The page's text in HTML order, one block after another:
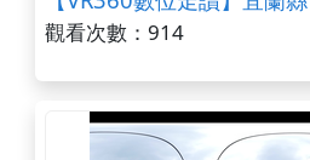
觀看次數：914